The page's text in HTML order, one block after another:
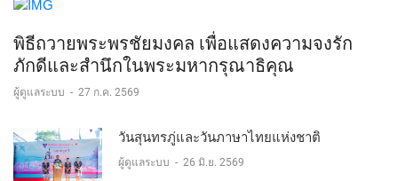
พิธีถวายพระพรชัยมงคล เพื่อแสดงความจงรัก
ภักดีและสำนึกในพระมหากรุณาธิคุณ
ผู้ดูแลระบบ - 27 ก.ค. 2569
วันสุนทรภู่และวันภาษาไทยแห่งชาติ
ผู้ดูแลระบบ - 26 มิ.ย. 2569